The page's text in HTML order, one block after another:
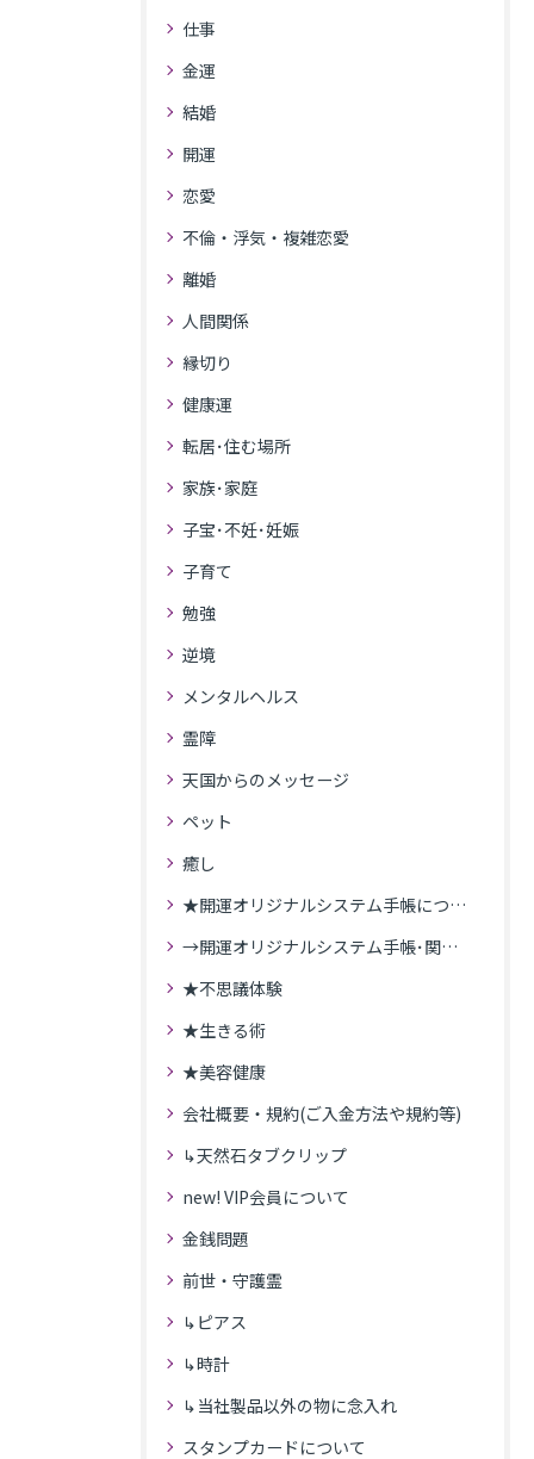
仕事
金運
結婚
開運
恋愛
不倫・浮気・複雑恋愛
離婚
人間関係
縁切り
健康運
転居･住む場所
家族･家庭
子宝･不妊･妊娠
子育て
勉強
逆境
メンタルヘルス
霊障
天国からのメッセージ
ペット
癒し
★開運オリジナルシステム手帳について
→開運オリジナルシステム手帳･関連記事
★不思議体験
★生きる術
★美容健康
会社概要・規約(ご入金方法や規約等)
↳天然石タブクリップ
new! VIP会員について
金銭問題
前世・守護霊
↳ピアス
↳時計
↳当社製品以外の物に念入れ
スタンプカードについて